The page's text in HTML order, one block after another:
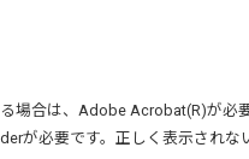
場合は、 Adobe Acrobat(R)が必
が必要です。正しく表示されな